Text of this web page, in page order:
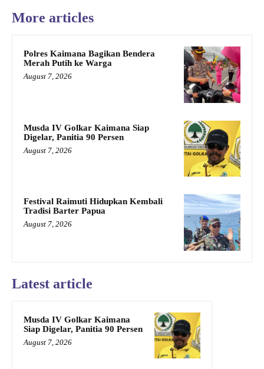
More articles
Polres Kaimana Bagikan Bendera
Merah Putih ke Warga
August 7, 2026
Musda IV Golkar Kaimana Siap
Digelar, Panitia 90 Persen
August 7, 2026
Festival Raimuti Hidupkan Kembali
Tradisi Barter Papua
August 7, 2026
Latest article
Musda IV Golkar Kaimana
Siap Digelar, Panitia 90 Persen
August 7, 2026